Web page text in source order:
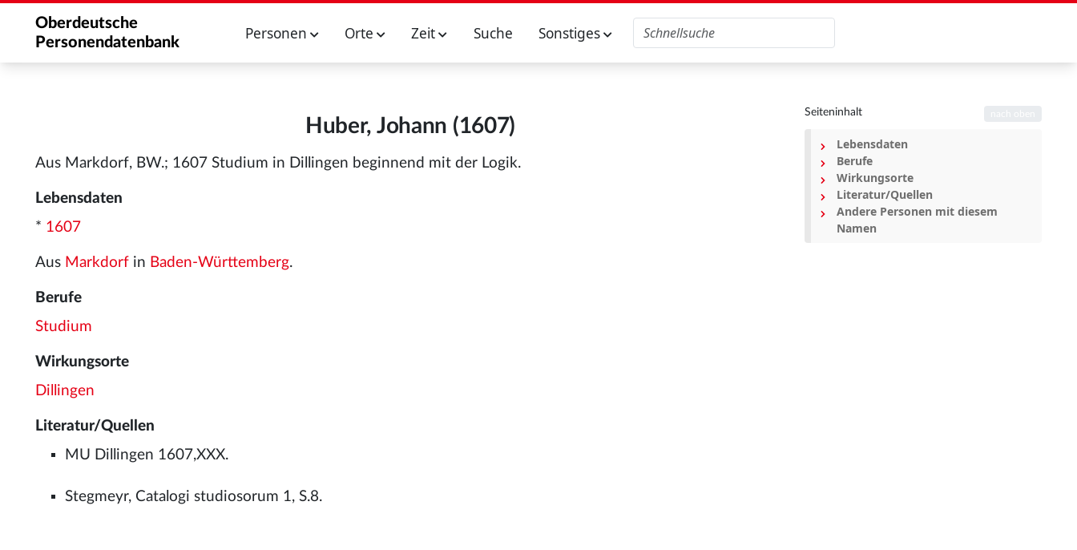
Oberdeutsche
Personendatenbank
Personen Orte Zeit Suche Sonstiges
Huber, Johann (1607)
Aus Markdorf, BW.; 1607 Studium in Dillingen beginnend mit der Logik.
Lebensdaten
* 1607
Aus Markdorf in Baden-Württemberg.
Berufe
Studium
Wirkungsorte
Dillingen
Literatur/Quellen
MU Dillingen 1607,XXX.
Stegmeyr, Catalogi studiosorum 1, S.8.
Seiteninhalt
Lebensdaten
Berufe
Wirkungsorte
Literatur/Quellen
Andere Personen mit diesem
Namen